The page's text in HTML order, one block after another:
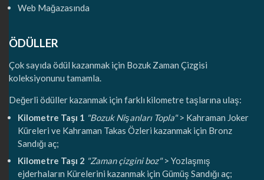
Web Mağazasında
ÖDÜLLER
Çok sayıda ödül kazanmak için Bozuk Zaman Çizgisi
koleksiyonunu tamamla.
Değerli ödüller kazanmak için farklı kilometre taşlarına ulaş:
Kilometre Taşı 1 "Bozuk Nişanları Topla"> Kahraman Joker
Küreleri ve Kahraman Takas Özleri kazanmak için Bronz
Sandığı aç;
Kilometre Taşı 2 "Zaman çizgini boz"> Yozlaşmış
ejderhaların Kürelerini kazanmak için Gümüş Sandığı aç;